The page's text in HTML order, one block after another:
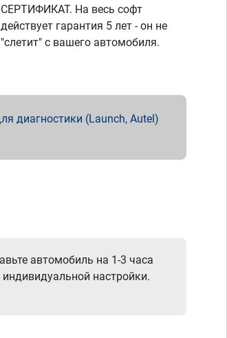
СЕРТИФИКАТ. На весь софт
действует гарантия 5 лет - он не
"слетит" с вашего автомобиля.
диагностики (Launch, Autel)
автомобиль на 1-3 часа
настройки.